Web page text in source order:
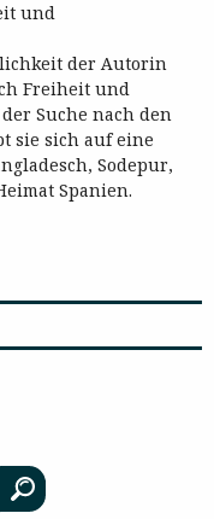
und
der Autorin
Freiheit und
Suche nach den
sie sich auf eine
Sodepur,
Spanien.